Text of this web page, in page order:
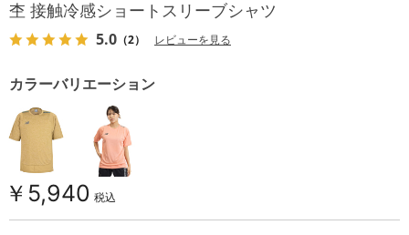
杢 接触冷感ショートスリーブシャツ
5.0 （2） レビューを見る
カラーバリエーション
￥5,940 税込